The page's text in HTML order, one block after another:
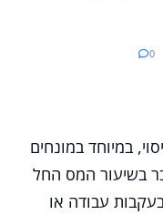
0
במיוחד במונחים
בשיעור המס החל
עבודה או